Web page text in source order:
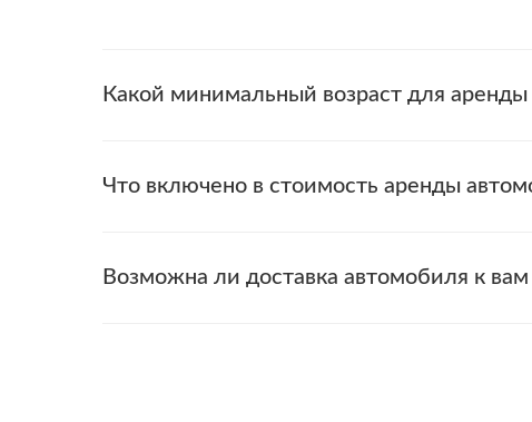
Какой минимальный возраст для аренды
Что включено в стоимость аренды
Возможна ли доставка автомобиля к